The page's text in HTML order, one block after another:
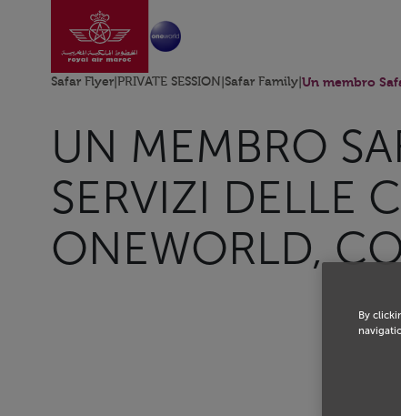
Skip to Main ContentVai alla home page
Safar Flyer PRIVATE SESSION Safar Family Un membro
UN MEMBRO
SERVIZI DELLE
ONEWORLD,
By